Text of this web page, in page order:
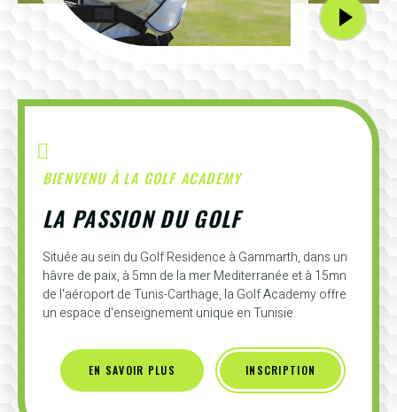
BIENVENU À LA GOLF ACADEMY
LA PASSION DU GOLF
Située au sein du Golf Residence à Gammarth, dans un
hâvre de paix, à 5mn de la mer Mediterranée et à 15mn
de l'aéroport de Tunis-Carthage, la Golf Academy offre
un espace d'enseignement unique en Tunisie.
EN SAVOIR PLUS INSCRIPTION